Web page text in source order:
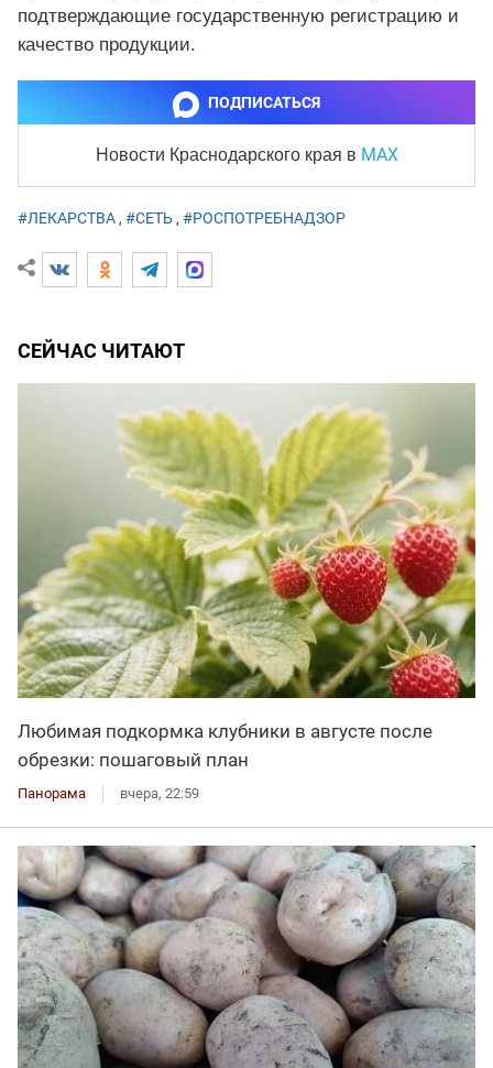
подтверждающие государственную регистрацию и
качество продукции.
ПОДПИСАТЬСЯ
Новости Краснодарского края в MAX
#ЛЕКАРСТВА, #СЕТЬ, #РОСПОТРЕБНАДЗОР
СЕЙЧАС ЧИТАЮТ
Любимая подкормка клубники в августе после
обрезки: пошаговый план
Панорама вчера, 22:59